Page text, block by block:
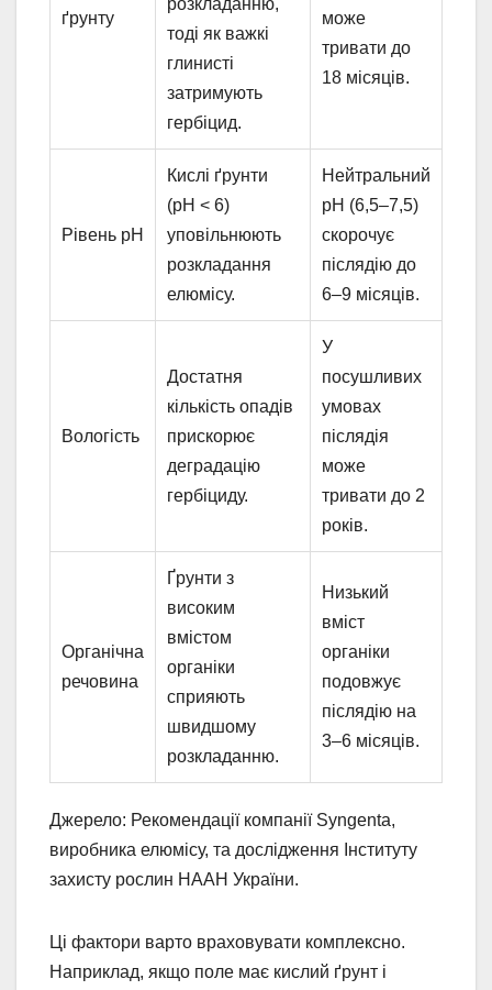
ґрунту
тоді як важкі
глинисті
затримують
гербіцид.
може
тривати до
18 місяців.
Рівень pH
Кислі ґрунти
(pH < 6)
уповільнюють
розкладання
елюмісу.
Нейтральний
pH (6,5–7,5)
скорочує
післядію до
6–9 місяців.
Вологість
Достатня
кількість опадів
прискорює
деградацію
гербіциду.
У
посушливих
умовах
післядія
може
тривати до 2
років.
Органічна
речовина
Ґрунти з
високим
вмістом
органіки
сприяють
швидшому
розкладанню.
Низький
вміст
органіки
подовжує
післядію на
3–6 місяців.
Джерело: Рекомендації компанії Syngenta,
виробника елюмісу, та дослідження Інституту
захисту рослин НААН України.
Ці фактори варто враховувати комплексно.
Наприклад, якщо поле має кислий ґрунт і